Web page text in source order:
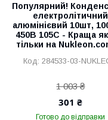
Популярний!
електролітичний
алюмінієвий 10шт,
450В 105С - Краща
тільки на
284533-03-
1 003 ₴
301 ₴
Готово до відправки